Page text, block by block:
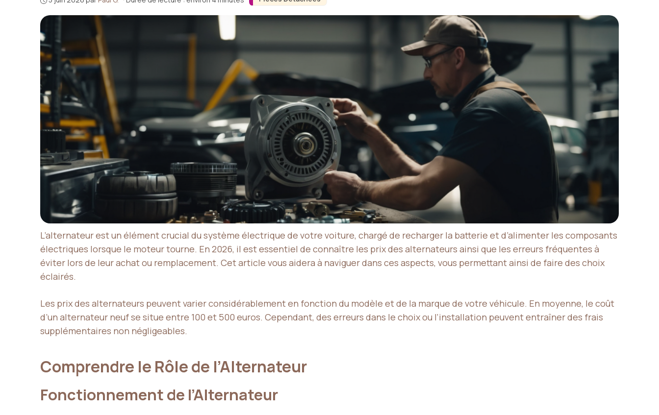
L’alternateur est un élément crucial du système électrique de votre voiture, chargé de recharger la batterie et d’alimenter les composants
électriques lorsque le moteur tourne. En 2026, il est essentiel de connaître les prix des alternateurs ainsi que les erreurs fréquentes à
éviter lors de leur achat ou remplacement. Cet article vous aidera à naviguer dans ces aspects, vous permettant ainsi de faire des choix
éclairés.
Les prix des alternateurs peuvent varier considérablement en fonction du modèle et de la marque de votre véhicule. En moyenne, le coût
d’un alternateur neuf se situe entre 100 et 500 euros. Cependant, des erreurs dans le choix ou l’installation peuvent entraîner des frais
supplémentaires non négligeables.
Comprendre le Rôle de l’Alternateur
Fonctionnement de l’Alternateur